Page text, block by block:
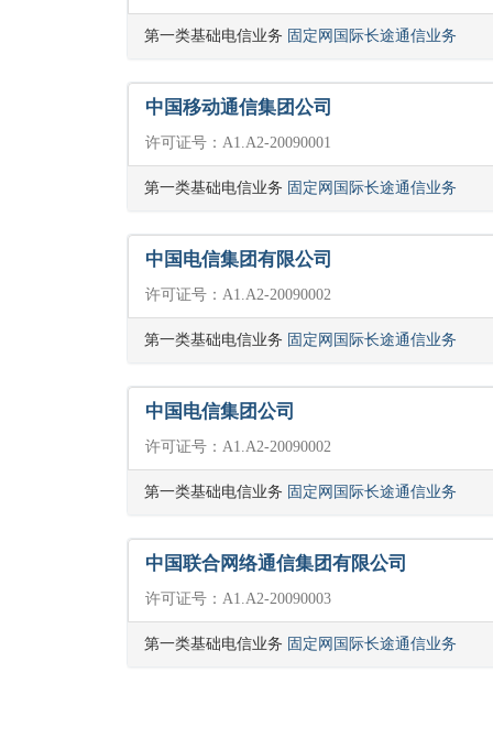
第一类基础电信业务 固定网国际长途通信业务
中国移动通信集团公司
许可证号：A1.A2-20090001
第一类基础电信业务 固定网国际长途通信业务
中国电信集团有限公司
许可证号：A1.A2-20090002
第一类基础电信业务 固定网国际长途通信业务
中国电信集团公司
许可证号：A1.A2-20090002
第一类基础电信业务 固定网国际长途通信业务
中国联合网络通信集团有限公司
许可证号：A1.A2-20090003
第一类基础电信业务 固定网国际长途通信业务